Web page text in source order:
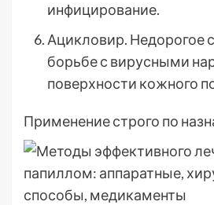
инфицирование.
Ацикловир. Недорогое
борьбе с вирусными
поверхности кожного
Применение строго по